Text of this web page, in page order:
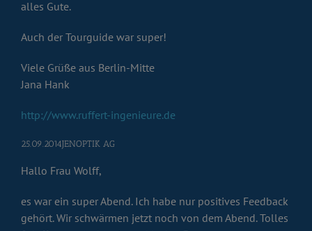
alles Gute.
Auch der Tourguide war super!
Viele Grüße aus Berlin-Mitte
Jana Hank
http://www.ruffert-ingenieure.de
25.09.2014JENOPTIK AG
Hallo Frau Wolff,
es war ein super Abend. Ich habe nur positives Feedback
gehört. Wir schwärmen jetzt noch von dem Abend. Tolles